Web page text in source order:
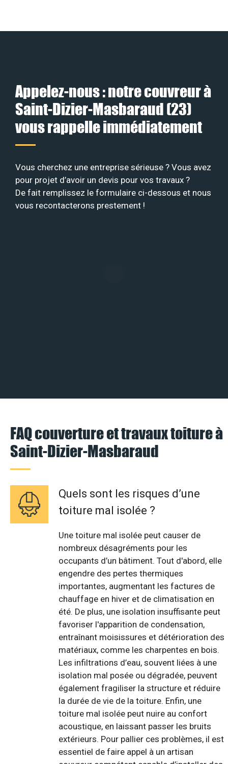
Appelez-nous : notre couvreur à
Saint-Dizier-Masbaraud (23)
vous rappelle immédiatement
Vous cherchez une entreprise sérieuse ? Vous avez
pour projet d’avoir un devis pour vos travaux ?
De fait remplissez le formulaire ci-dessous et nous
vous recontacterons prestement !
FAQ couverture et travaux toiture à
Saint-Dizier-Masbaraud
Quels sont les risques d’une
toiture mal isolée ?
Une toiture mal isolée peut causer de
nombreux désagréments pour les
occupants d’un bâtiment. Tout d'abord, elle
engendre des pertes thermiques
importantes, augmentant les factures de
chauffage en hiver et de climatisation en
été. De plus, une isolation insuffisante peut
favoriser l'apparition de condensation,
entraînant moisissures et détérioration des
matériaux, comme les charpentes en bois.
Les infiltrations d’eau, souvent liées à une
isolation mal posée ou dégradée, peuvent
également fragiliser la structure et réduire
la durée de vie de la toiture. Enfin, une
toiture mal isolée peut nuire au confort
acoustique, en laissant passer les bruits
extérieurs. Pour pallier ces problèmes, il est
essentiel de faire appel à un artisan